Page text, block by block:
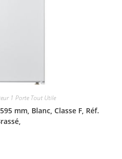
1 Porte Tout Utile
mm, Blanc, Classe F, Réf.